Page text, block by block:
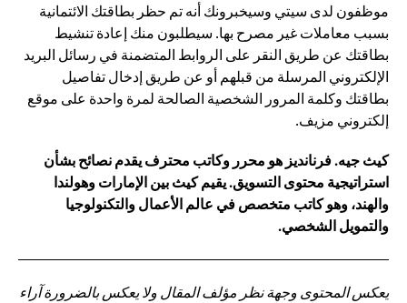
موظفون لدى سيتي وسيخبرونك أنه تم حظر بطاقتك الائتمانية
بسبب معاملات غير مصرح بها. سيطلبون منك إعادة تنشيط
بطاقتك عن طريق النقر على الروابط المتضمنة في رسائل البريد
الإلكتروني المرسلة من قبلهم أو عن طريق إدخال تفاصيل
بطاقتك وكلمة المرور الشخصية الصالحة لمرة واحدة على موقع
إلكتروني مزيف.
كيث جيه. فرنانديز هو محرر وكاتب محترف يقدم نصائح بشأن
استراتيجية محتوى التسويق. يقيم كيث بين الإمارات وهولندا
والهند، وهو كاتب متخصص في عالم الأعمال والتكنولوجيا
والتمويل الشخصي.
يعكس المحتوى وجهة نظر مؤلف المقال ولا يعكس بالضرورة آراء